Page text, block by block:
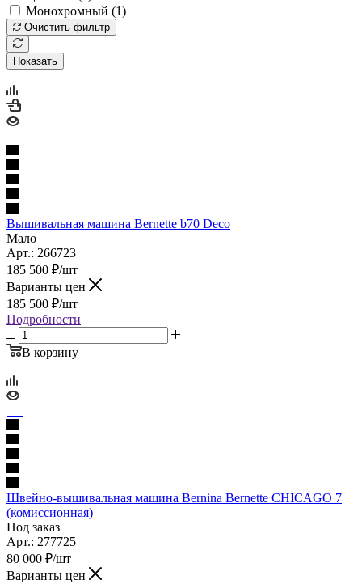
Монохромный (1)
Очистить фильтр
Показать
Вышивальная машина Bernette b70 Deco
Мало
Арт.: 266723
185 500 ₽/шт
Варианты цен
185 500 ₽/шт
Подробности
В корзину
Швейно-вышивальная машина Bernina Bernette CHICAGO 7
(комиссионная)
Под заказ
Арт.: 277725
80 000 ₽/шт
Варианты цен